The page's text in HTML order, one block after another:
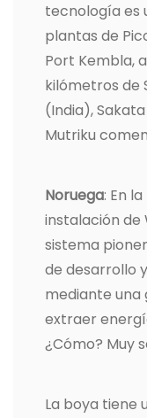
tecnología es
plantas de
Port Kembla, a
kilómetros de
(India),
Mutriku
Noruega: En
instalación de
sistema
de desarrollo
mediante una
extraer
¿Cómo? Muy
La boya tiene